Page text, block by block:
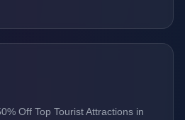
Off Top Tourist Attractions in